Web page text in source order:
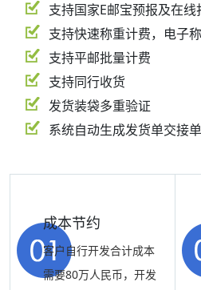
支持国家E邮宝预报及在线
支持快速称重计费，电子
支持平邮批量计费
支持同行收货
发货装袋多重验证
系统自动生成发货单交接单
成本节约
客户自行开发合计成本
需要80万人民币，开发